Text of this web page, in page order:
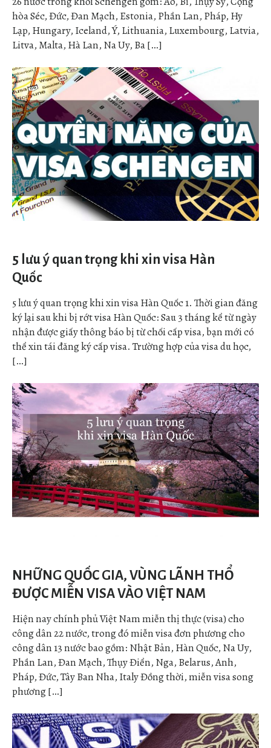
hòa Séc, Đức, Đan Mạch, Estonia, Phần Lan, Pháp, Hy
Lạp, Hungary, Iceland, Ý, Lithuania, Luxembourg, Latvia,
Litva, Malta, Hà Lan, Na Uy, Ba […]
5 lưu ý quan trọng khi xin visa Hàn
Quốc
5 lưu ý quan trọng khi xin visa Hàn Quốc 1. Thời gian đăng
ký lại sau khi bị rớt visa Hàn Quốc: Sau 3 tháng kể từ ngày
nhận được giấy thông báo bị từ chối cấp visa, bạn mới có
thể xin tái đăng ký cấp visa. Trường hợp của visa du học,
[…]
NHỮNG QUỐC GIA, VÙNG LÃNH THỔ
ĐƯỢC MIỄN VISA VÀO VIỆT NAM
Hiện nay chính phủ Việt Nam miễn thị thực (visa) cho
công dân 22 nước, trong đó miễn visa đơn phương cho
công dân 13 nước bao gồm: Nhật Bản, Hàn Quốc, Na Uy,
Phần Lan, Đan Mạch, Thụy Điển, Nga, Belarus, Anh,
Pháp, Đức, Tây Ban Nha, Italy Đồng thời, miễn visa song
phương […]